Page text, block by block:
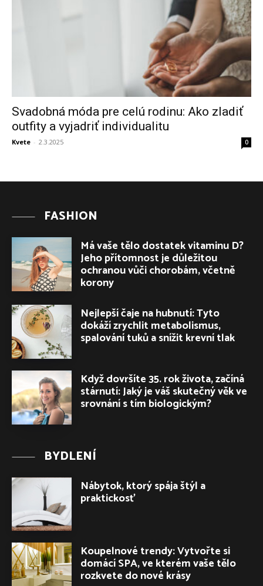
Svadobná móda pre celú rodinu: Ako zladiť
outfity a vyjadriť individualitu
Kvete - 2.3.2025 0
FASHION
Má vaše tělo dostatek vitaminu D?
Jeho přítomnost je důležitou
ochranou vůči chorobám, včetně
korony
Nejlepší čaje na hubnutí: Tyto
dokáží zrychlit metabolismus,
spalování tuků a snížit krevní tlak
Když dovršíte 35. rok života, začíná
stárnutí: Jaký je váš skutečný věk ve
srovnání s tím biologickým?
BYDLENÍ
Nábytok, ktorý spája štýl a
praktickosť
Koupelnové trendy: Vytvořte si
domácí SPA, ve kterém vaše tělo
rozkvete do nové krásy